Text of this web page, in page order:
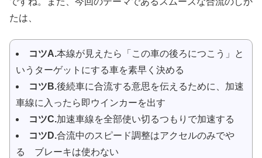
たは、
コツA.本線が見えたら「この車の後ろにつこう」と
いうターゲットにする車を素早く決める
コツB.後続車に合流する意思を伝えるために、加速
車線に入ったら即ウインカーを出す
コツC.加速車線を全部使い切るつもりで加速する
コツD.合流中のスピード調整はアクセルのみでや
る ブレーキは使わない